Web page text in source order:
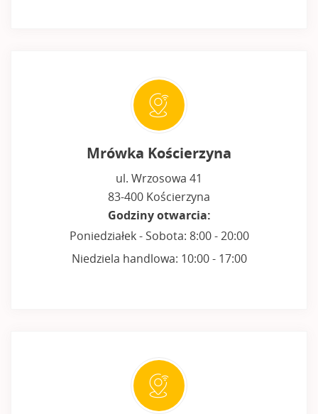
Mrówka Kościerzyna
ul. Wrzosowa 41
83-400 Kościerzyna
Godziny otwarcia:
Poniedziałek - Sobota: 8:00 - 20:00
Niedziela handlowa: 10:00 - 17:00